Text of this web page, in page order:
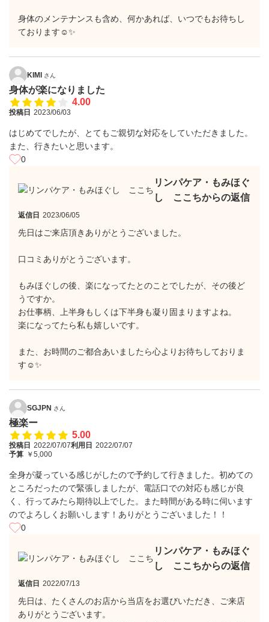
身体のメンテナンスも含め、何かあれば、いつでもお待ちし
ております☺️✨
KIMI さん
身体が楽になりました
4.00
投稿日 2023/06/03
はじめてでしたが、とてもご親切な対応をしていただきました。
また、行きたいと思います。
0
リンパケア・もみほぐ
し ここちからの返信
返信日 2023/06/05
先日はご来店頂きありがとうございました。
口コミありがとうございます。
もみほぐしの後、楽になってたとのことでしたが、その後ど
うですか。
お仕事柄、上半身もしくは下半身も凝り固まりますよね。
楽になってたら私も嬉しいです。
また、お時間のご都合あいましたら心よりお待ちしておりま
す☺️✨
SGJPN さん
極楽ー
5.00
投稿日 2022/07/07利用日 2022/07/07
予算 ￥5,000
全身が凝っている感じがしたので予約して行きました。初めての
ところだったので緊張しましたが、電話口での対応も感じが良
く、行ってみたら期待以上でした。また時間がある時に伺います
のでよろしくお願いします！ありがとうございました！！
0
リンパケア・もみほぐ
し ここちからの返信
返信日 2022/07/13
先日は、たくさんのお店から当店をお選びいただき、ご来店
ありがとうございます。